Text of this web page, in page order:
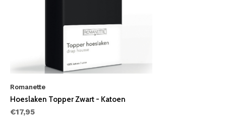
Romanette
Hoeslaken Topper Zwart - Katoen
€17,95